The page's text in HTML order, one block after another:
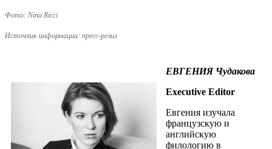
Фото: Nina Ricci
Источник информации: пресс-релиз
ЕВГЕНИЯ Чудакова
Executive Editor
Евгения изучала
французскую и
английскую
филологию в